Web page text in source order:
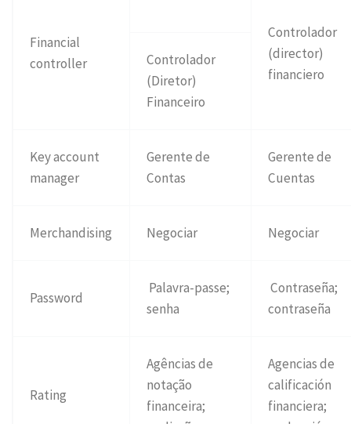
Financial
controller
Controlador
(director)
financiero
Controlador
(Diretor)
Financeiro
Key account
manager
Gerente de
Contas
Gerente de
Cuentas
Merchandising Negociar Negociar
Password
Palavra-passe;
senha
Contraseña;
contraseña
Rating
Agências de
notação
financeira;
Agencias de
calificación
financiera;